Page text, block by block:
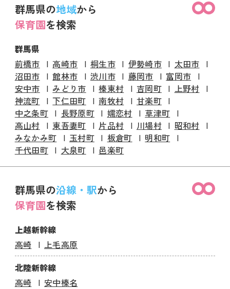
群馬県の地域から
保育園を検索
群馬県
前橋市
高崎市 桐生市 伊勢崎市
太田市
沼田市
館林市 渋川市 藤岡市
富岡市
安中市
みどり市 榛東村 吉岡町
上野村
神流町
下仁田町 南牧村
甘楽町
中之条町
長野原町 嬬恋村
草津町
高山村
東吾妻町 片品村 川場村
昭和村
みなかみ町
玉村町 板倉町
明和町
千代田町
大泉町 邑楽町
群馬県の沿線・駅から
保育園を検索
上越新幹線
高崎
上毛高原
北陸新幹線
高崎
安中榛名